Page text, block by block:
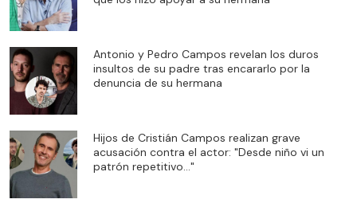
Antonio y Pedro Campos revelan los duros
insultos de su padre tras encararlo por la
denuncia de su hermana
Hijos de Cristián Campos realizan grave
acusación contra el actor: "Desde niño vi un
patrón repetitivo…"